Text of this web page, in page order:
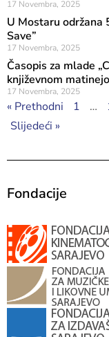
17 Novembra, 2025
U Mostaru održana
Save”
17 Novembra, 2025
Časopis za mlade
književnom
17 Novembra, 2025
« Prethodni 1 …
Slijedeći »
Fondacije